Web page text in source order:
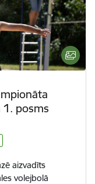
posms
aizvadīts
volejbolā